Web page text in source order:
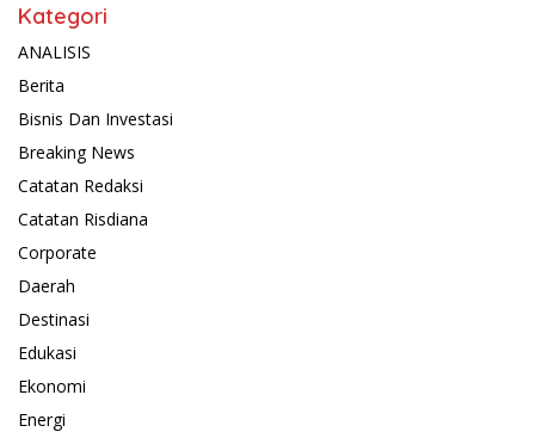
Kategori
ANALISIS
Berita
Bisnis Dan Investasi
Breaking News
Catatan Redaksi
Catatan Risdiana
Corporate
Daerah
Destinasi
Edukasi
Ekonomi
Energi